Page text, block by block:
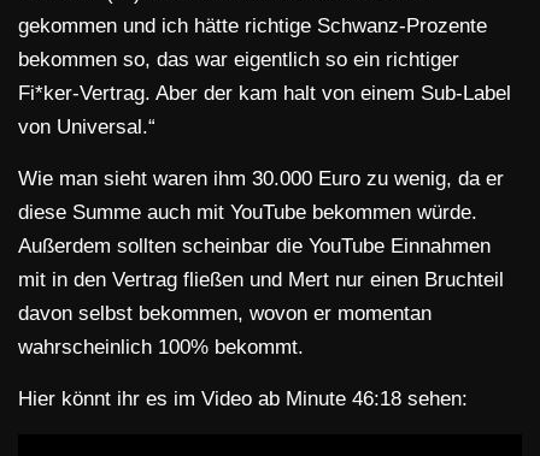
gekommen und ich hätte richtige Schwanz-Prozente
bekommen so, das war eigentlich so ein richtiger
Fi*ker-Vertrag. Aber der kam halt von einem Sub-Label
von Universal.“
Wie man sieht waren ihm 30.000 Euro zu wenig, da er
diese Summe auch mit YouTube bekommen würde.
Außerdem sollten scheinbar die YouTube Einnahmen
mit in den Vertrag fließen und Mert nur einen Bruchteil
davon selbst bekommen, wovon er momentan
wahrscheinlich 100% bekommt.
Hier könnt ihr es im Video ab Minute 46:18 sehen: